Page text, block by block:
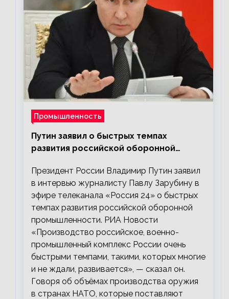
Промышленность
Путин заявил о быстрых темпах
развития российской оборонной
Президент России Владимир Путин заявил
в интервью журналисту Павлу Зарубину в
эфире телеканала «Россия 24» о быстрых
темпах развития российской оборонной
промышленности. РИА Новости
«Производство российское, военно-
промышленный комплекс России очень
быстрыми темпами, такими, которых многие
и не ждали, развивается», — сказал он.
Говоря об объёмах производства оружия
в странах НАТО, которые поставляют